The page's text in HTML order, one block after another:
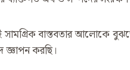
সামগ্রিক বাস্তবতার আলোকে
করছি।